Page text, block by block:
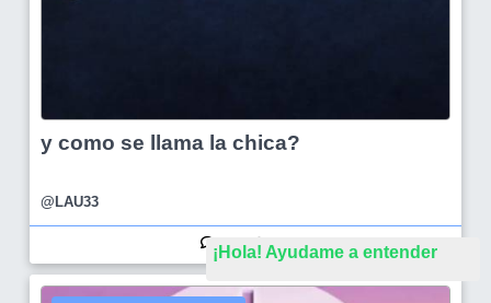
¡Hola! Ayudame a entender
y como se llama la chica?
@LAU33
7 36